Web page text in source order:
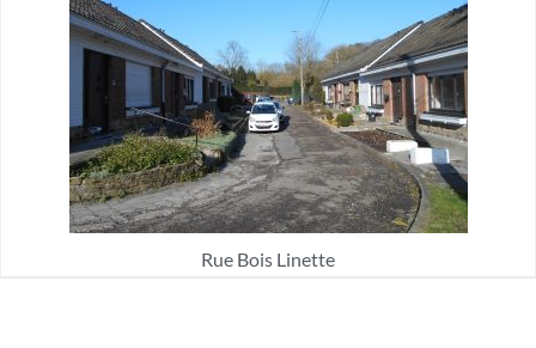
Rue Bois Linette